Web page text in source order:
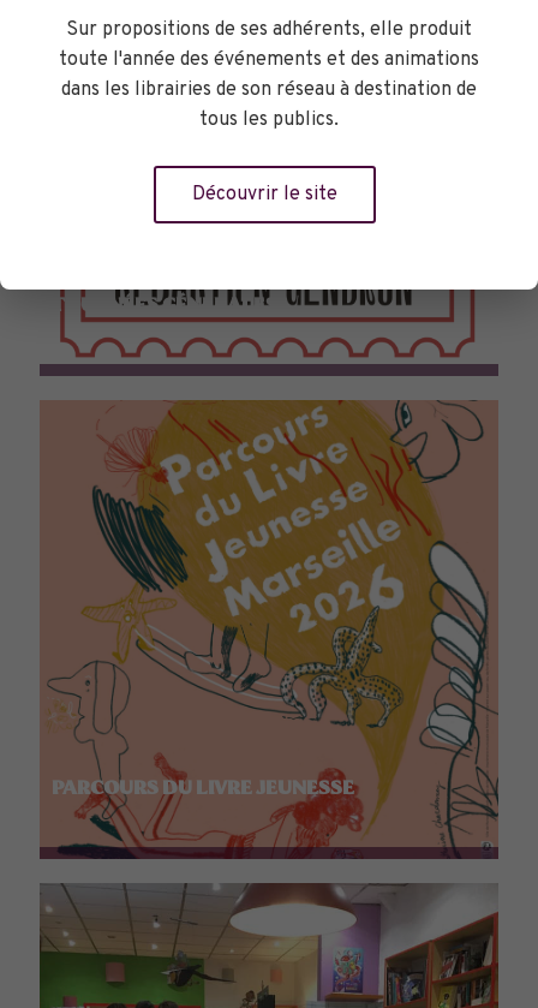
TOURNÉES GÉNÉRALES
PARCOURS DU LIVRE JEUNESSE
Sur propositions de ses adhérents, elle produit
toute l'année des événements et des animations
dans les librairies de son réseau à destination de
tous les publics.
Découvrir le site